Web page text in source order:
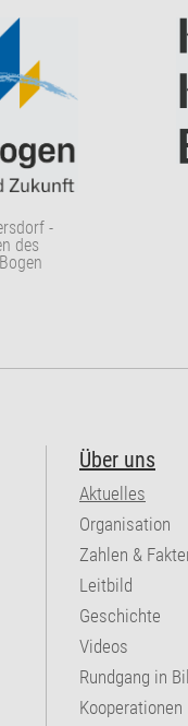
-
des
Über uns
Aktuelles
Organisation
Zahlen &
Leitbild
Geschichte
Videos
Rundgang in
Kooperationen